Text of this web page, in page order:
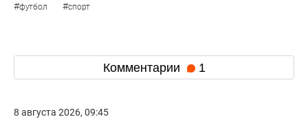
#футбол #спорт
Комментарии 1
8 августа 2026, 09:45